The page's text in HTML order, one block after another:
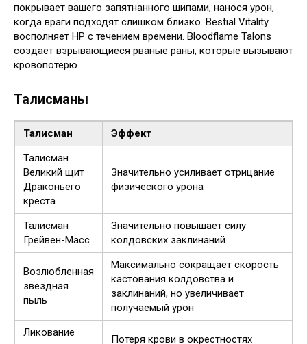
покрывает вашего запятнанного шипами, нанося урон,
когда враги подходят слишком близко. Bestial Vitality
восполняет HP с течением времени. Bloodflame Talons
создает взрывающиеся рваные раны, которые вызывают
кровопотерю.
Талисманы
Талисман
Эффект
Талисман
Великий щит
Драконьего
креста
Значительно усиливает отрицание
физического урона
Талисман
Грейвен-Масс
Значительно повышает силу
колдовских заклинаний
Возлюбленная
звездная
пыль
Максимально сокращает скорость
кастования колдовства и
заклинаний, но увеличивает
получаемый урон
Ликование
Потеря крови в окрестностях